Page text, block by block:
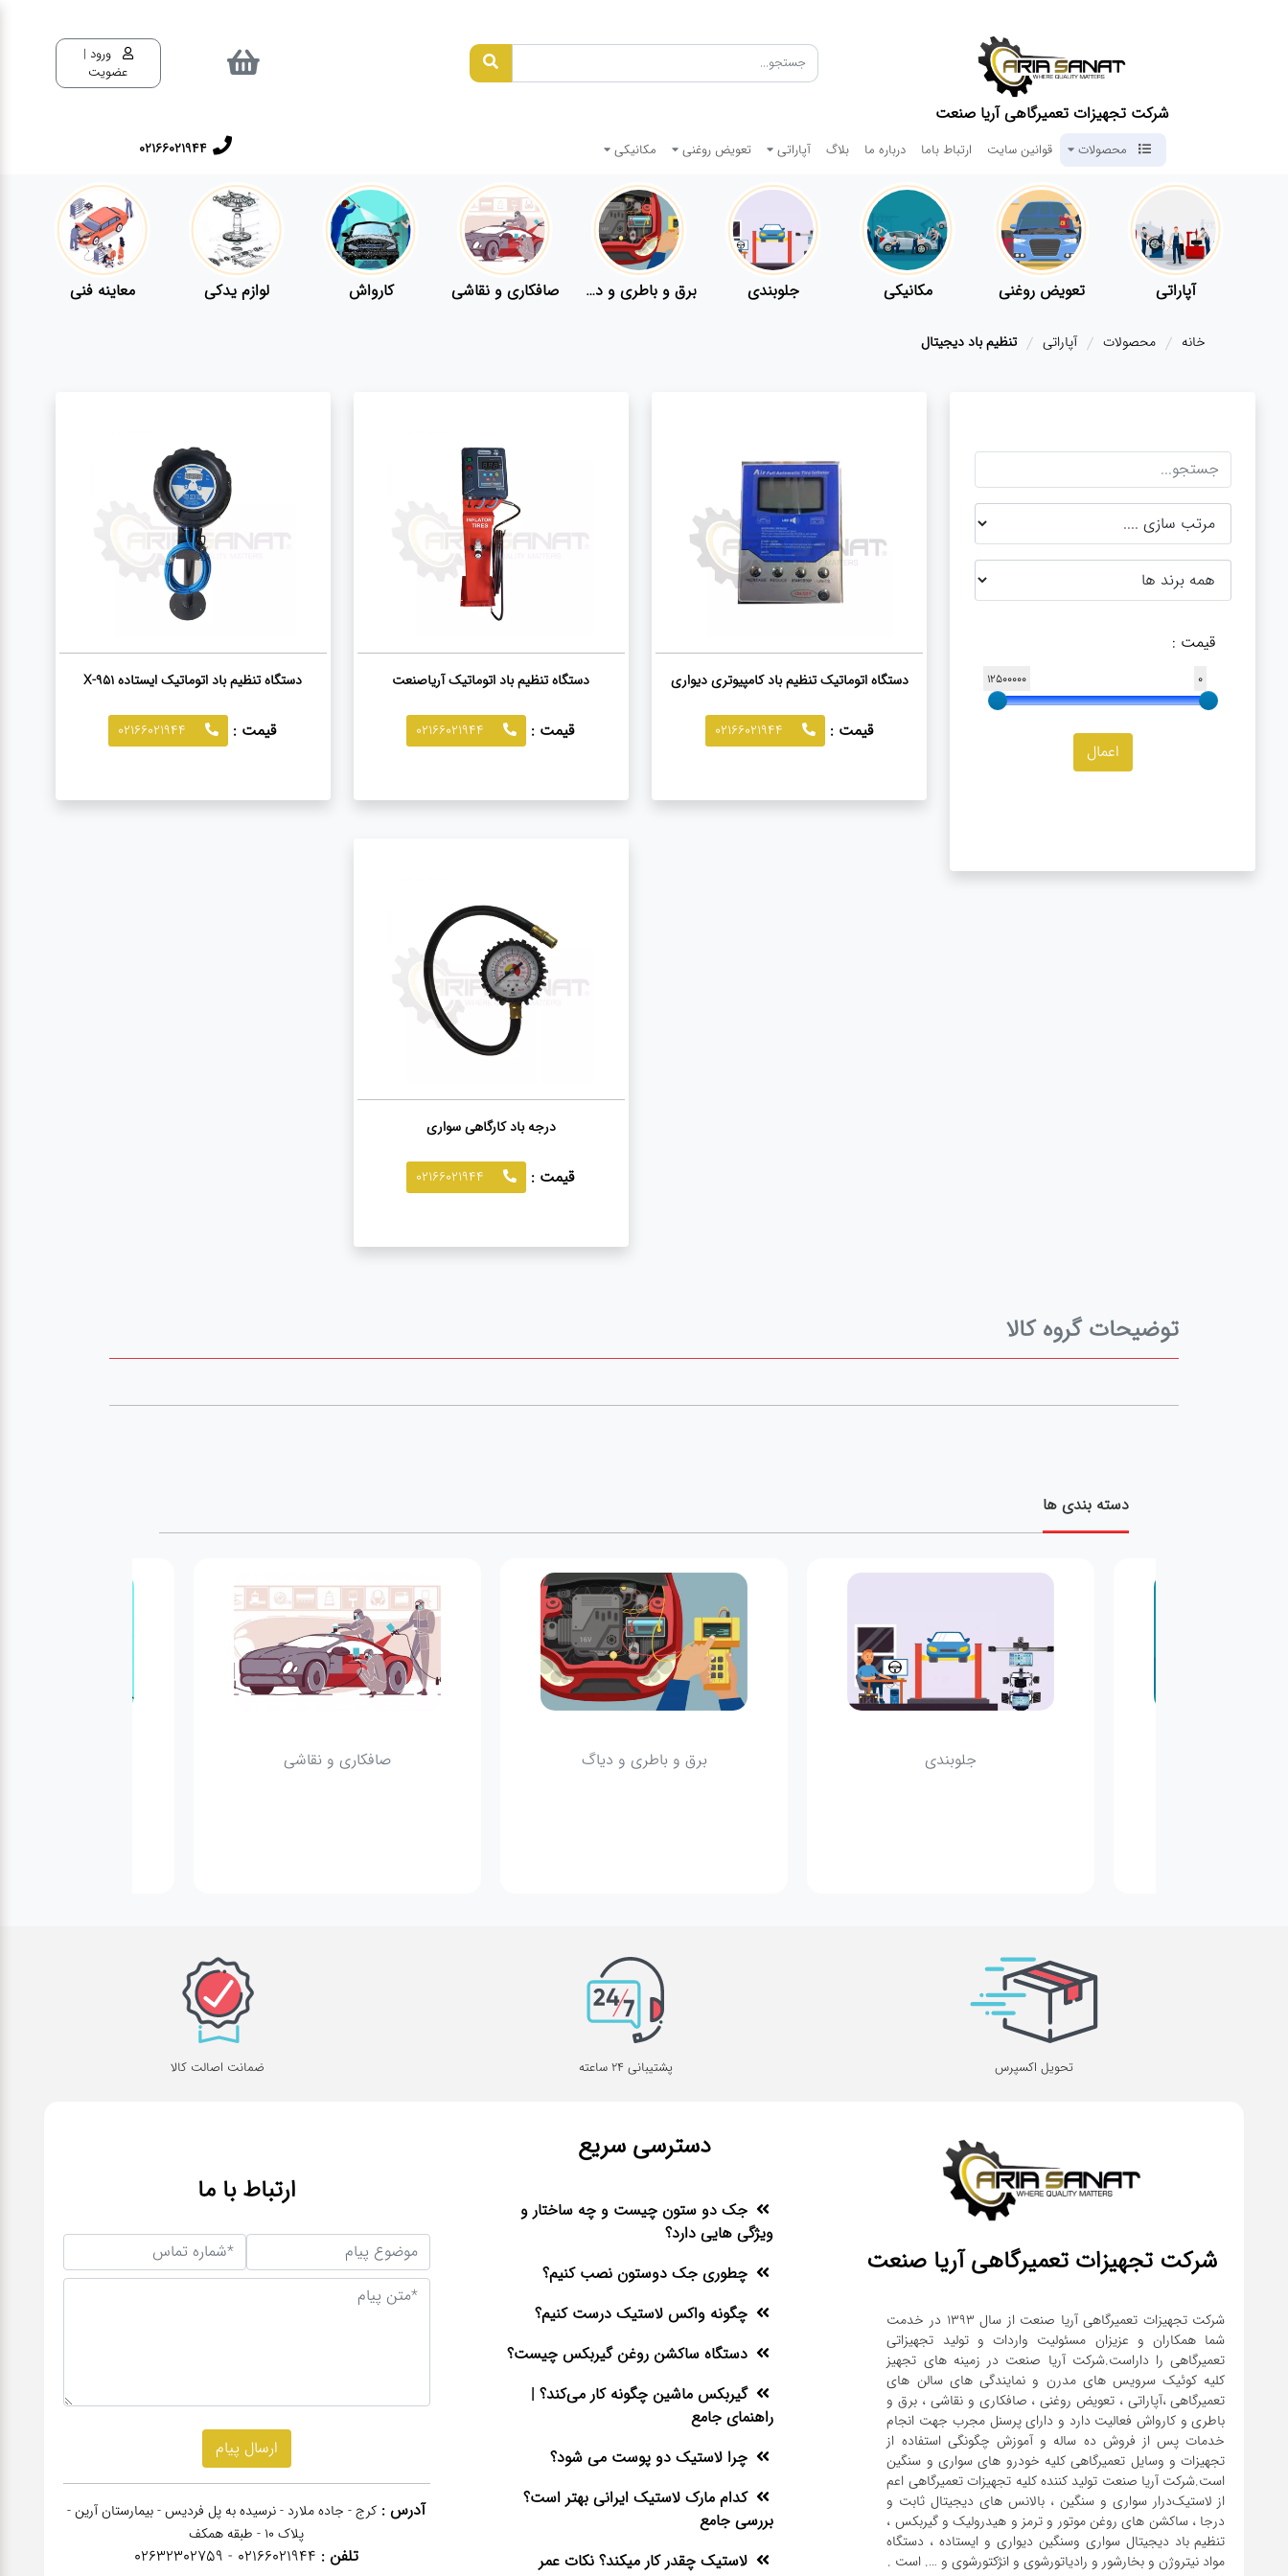
شرکت تجهیزات تعمیرگاهی آریا صنعت
ورود |
عضویت
محصولات قوانین سایت ارتباط باما درباره ما بلاگ آپاراتی تعویض روغنی مکانیکی 02166021944
آپاراتی تعویض روغنی مکانیکی جلوبندی برق و باطری و دیاگ صافکاری و نقاشی کارواش لوازم یدکی معاینه فنی
خانه محصولات آپاراتی تنظیم باد دیجیتال
قیمت :
12500000 0 دستگاه اتوماتیک تنظیم باد کامپیوتری دیواری
قیمت :
دستگاه تنظیم باد اتوماتیک آریاصنعت
قیمت :
دستگاه تنظیم باد اتوماتیک ایستاده X-951
قیمت :
درجه باد کارگاهی سواری
قیمت :
توضیحات گروه کالا
دسته بندی ها
جلوبندی برق و باطری و دیاگ صافکاری و نقاشی
تحویل اکسپرس پشتیبانی 24 ساعته ضمانت اصالت کالا
شرکت تجهیزات تعمیرگاهی آریا صنعت
شرکت تجهیزات تعمیرگاهی آریا صنعت از سال ۱۳۹۳ در خدمت
شما همکاران و عزیزان مسئولیت واردات و تولید تجهیزاتی
تعمیرگاهی را داراست.شرکت آریا صنعت در زمینه های تجهیز
کلیه کوئیک سرویس های مدرن و نمایندگی های سالن های
تعمیرگاهی ،آپاراتی ، تعویض روغنی ، صافکاری و نقاشی ، برق و
باطری و کارواش فعالیت دارد و دارای پرسنل مجرب جهت انجام
خدمات پس از فروش ده ساله و آموزش چگونگی استفاده از
تجهیزات و وسایل تعمیرگاهی کلیه خودرو های سواری و سنگین
است.شرکت آریا صنعت تولید کننده کلیه تجهیزات تعمیرگاهی اعم
از لاستیک‌درار سواری و ‌سنگین ، بالانس های دیجیتال ثابت و
درجا ، ساکشن های روغن موتور و ترمز و هیدرولیک و گیربکس ،
تنظیم باد دیجیتال سواری و‌سنگین دیواری و ایستاده ، دستگاه
دسترسی سریع
جک دو ستون چیست و چه ساختار و
ویژگی هایی دارد؟
چطوری جک دوستون نصب کنیم؟
چگونه واکس لاستیک درست کنیم؟
دستگاه ساکشن روغن گیربکس چیست؟
گیربکس ماشین چگونه کار می‌کند؟ |
راهنمای جامع
چرا لاستیک دو پوست می شود؟
کدام مارک لاستیک ایرانی بهتر است؟
بررسی جامع
لاستیک چقدر کار میکند؟ نکات عمر
ارتباط با ما
آدرس : کرج - جاده ملارد - نرسیده به پل فردیس - بیمارستان آرین -
پلاک 10 - طبقه همکف
تلفن : 02166021944 - 02632302759